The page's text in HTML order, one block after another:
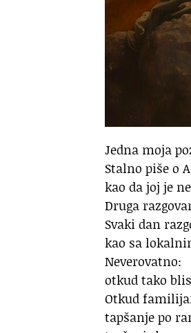
Jedna moja
Stalno piše o
kao da joj je
Druga
Svaki dan
kao sa
Neverovatno:
otkud tako
Otkud
tapšanje po